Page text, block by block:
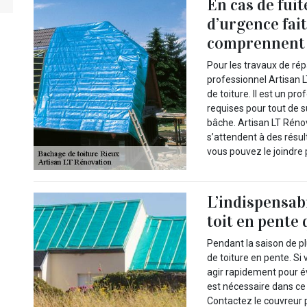
En cas de
d’urgence
comprennent
Pour les travaux de
professionnel Artisan
de toiture. Il est un
requises pour tout de
bâche. Artisan LT
s’attendent à des
vous pouvez le joindre
toit en pente
Pendant la saison de
de toiture en pente. Si
agir rapidement pour
est nécessaire dans
Contactez le couvreur